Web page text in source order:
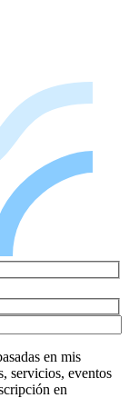
en mis
servicios, eventos
en